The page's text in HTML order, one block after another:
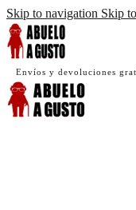
Skip to navigation Skip
Envíos y devoluciones